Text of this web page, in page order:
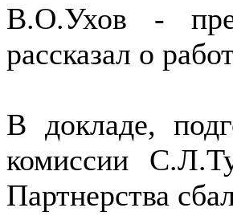
В.О.Ухов -
рассказал о
В докладе,
комиссии
Партнерства